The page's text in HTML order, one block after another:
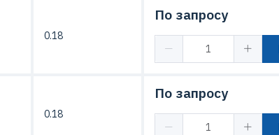
0.18
По запросу
0.18
По запросу